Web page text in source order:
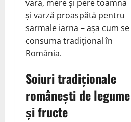
vara, mere și pere toamna
și varză proaspătă pentru
sarmale iarna – așa cum se
consuma tradițional în
România.
Soiuri tradiționale
românești de legume
și fructe